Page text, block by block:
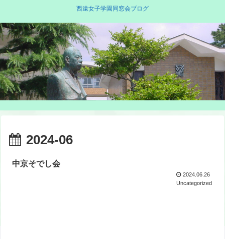
西遠女子学園同窓会ブログ
2024-06
中京そでし会
2024.06.26
Uncategorized